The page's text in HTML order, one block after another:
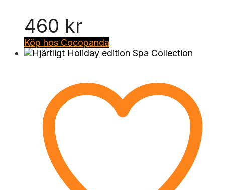
460 kr
Köp hos Cocopanda